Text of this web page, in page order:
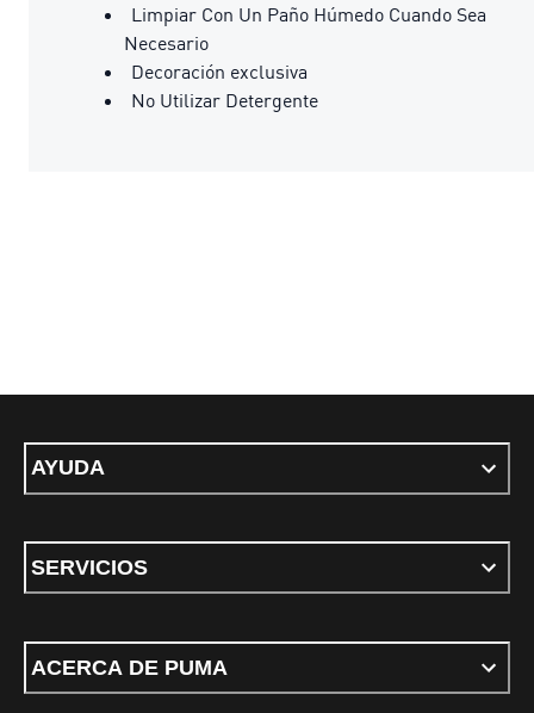
Limpiar Con Un Paño Húmedo Cuando Sea
Necesario
Decoración exclusiva
No Utilizar Detergente
AYUDA
SERVICIOS
ACERCA DE PUMA